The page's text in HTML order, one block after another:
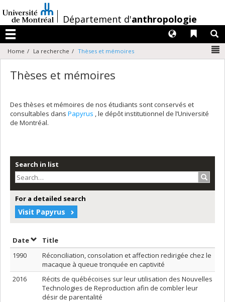
au
contenu
/Département d'anthropologie
Menu
Liens
Langues
Home La recherche Thèses et mémoires
Thèses et mémoires
Des thèses et mémoires de nos étudiants sont conservés et
consultables dans Papyrus , le dépôt institutionnel de l’Université
de Montréal.
Search in list
For a detailed search
Visit Papyrus
DateSort by date in descending order
Title
1990
Réconciliation, consolation et affection redirigée chez le
macaque à queue tronquée en captivité
2016
Récits de québécoises sur leur utilisation des Nouvelles
Technologies de Reproduction afin de combler leur
désir de parentalité